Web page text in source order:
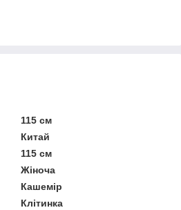
115 см
Китай
115 см
Жіноча
Кашемір
Клітинка